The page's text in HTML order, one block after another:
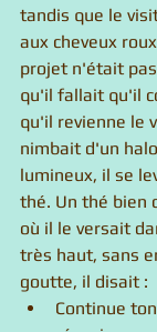
tandis que le
aux cheveux
projet n'était
qu'il fallait qu'il
qu'il revienne le
nimbait d'un
lumineux, il se
thé. Un thé bien
où il le versait
très haut, sans
goutte, il disait :
Continue